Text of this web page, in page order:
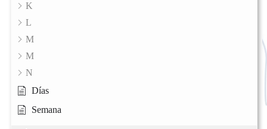
K
L
M
M
N
Días
Semana